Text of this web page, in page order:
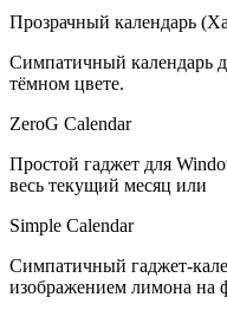
Прозрачный календарь
Симпатичный календарь
тёмном цвете.
ZeroG Calendar
Простой гаджет для
весь текущий месяц или
Simple Calendar
Симпатичный гаджет-
изображением лимона на